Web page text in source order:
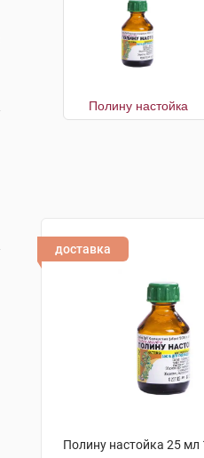
Полину настойка
доставка
Полину настойка 25 мл